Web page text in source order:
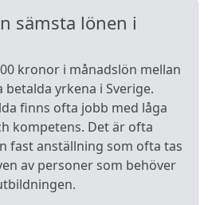
sämsta lönen i
kronor i månadslön mellan
yrkena i Sverige.
finns ofta jobb med låga
kompetens. Det är ofta
fast anställning som ofta tas
av personer som behöver